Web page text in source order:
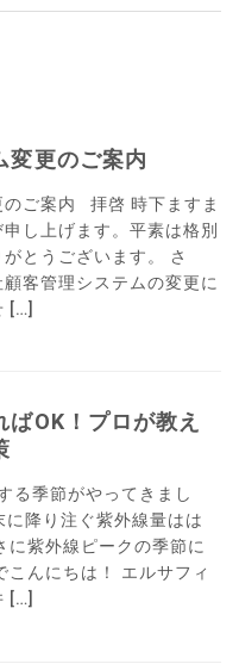
変更のご案内
ご案内 拝啓 時下ますま
し上げます。平素は格別
とうございます。 さ
客管理システムの変更に
[…]
OK！プロが教え
る季節がやってきまし
降り注ぐ紫外線量はは
紫外線ピークの季節に
んにちは！ エルサフィ
[…]